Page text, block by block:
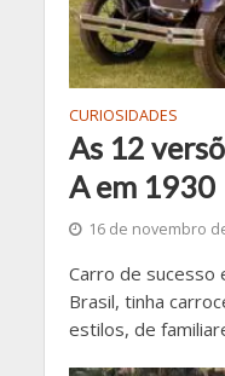
CURIOSIDADES
As 12
A em 1930
16 de novembro
Carro de sucesso
Brasil, tinha
estilos, de